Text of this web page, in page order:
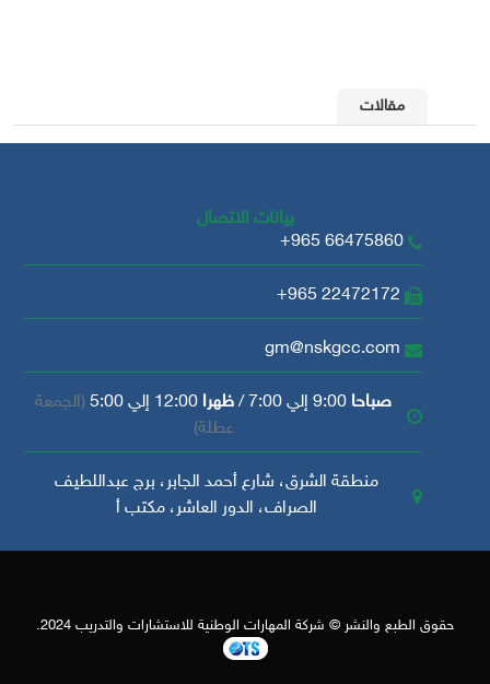
مقالات
بيانات الاتصال
+965 66475860
+965 22472172
gm@nskgcc.com
صباحا ظهرا
(الجمعة
عطلة)
منطقة الشرق، شارع أحمد الجابر، برج عبداللطيف
الصراف، الدور العاشر، مكتب أ
حقوق الطبع والنشر © شركة المهارات الوطنية للاستشارات والتدريب 2024.